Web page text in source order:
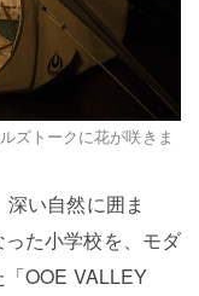
ズトークに花が咲きま
い自然に囲ま
た小学校を、モダ
OOE VALLEY